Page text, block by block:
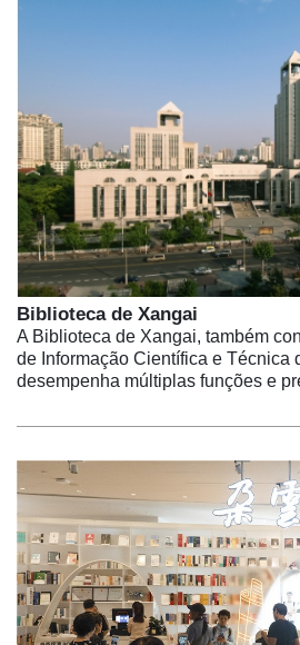
Biblioteca de Xangai
A Biblioteca de Xangai, também
de Informação Científica e Técnica
desempenha múltiplas funções e